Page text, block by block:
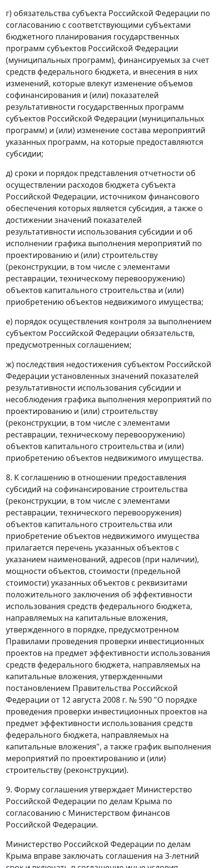
г) обязательства субъекта Российской Федерации по
согласованию с соответствующими субъектами
бюджетного планирования государственных
программ субъектов Российской Федерации
(муниципальных программ), финансируемых за счет
средств федерального бюджета, и внесения в них
изменений, которые влекут изменение объемов
софинансирования и (или) показателей
результативности государственных программ
субъектов Российской Федерации (муниципальных
программ) и (или) изменение состава мероприятий
указанных программ, на которые предоставляются
субсидии;
д) сроки и порядок представления отчетности об
осуществлении расходов бюджета субъекта
Российской Федерации, источником финансового
обеспечения которых является субсидия, а также о
достижении значений показателей
результативности использования субсидии и об
исполнении графика выполнения мероприятий по
проектированию и (или) строительству
(реконструкции, в том числе с элементами
реставрации, техническому перевооружению)
объектов капитального строительства и (или)
приобретению объектов недвижимого имущества;
е) порядок осуществления контроля за выполнением
субъектом Российской Федерации обязательств,
предусмотренных соглашением;
ж) последствия недостижения субъектом Российской
Федерации установленных значений показателей
результативности использования субсидии и
несоблюдения графика выполнения мероприятий по
проектированию и (или) строительству
(реконструкции, в том числе с элементами
реставрации, техническому перевооружению)
объектов капитального строительства и (или)
приобретению объектов недвижимого имущества.
8. К соглашению в отношении предоставления
субсидий на софинансирование строительства
(реконструкции, в том числе с элементами
реставрации, технического перевооружения)
объектов капитального строительства или
приобретение объектов недвижимого имущества
прилагается перечень указанных объектов с
указанием наименований, адресов (при наличии),
мощности объектов, стоимости (предельной
стоимости) указанных объектов с реквизитами
положительного заключения об эффективности
использования средств федерального бюджета,
направляемых на капитальные вложения,
утвержденного в порядке, предусмотренном
Правилами проведения проверки инвестиционных
проектов на предмет эффективности использования
средств федерального бюджета, направляемых на
капитальные вложения, утвержденными
постановлением Правительства Российской
Федерации от 12 августа 2008 г. № 590 "О порядке
проведения проверки инвестиционных проектов на
предмет эффективности использования средств
федерального бюджета, направляемых на
капитальные вложения", а также график выполнения
мероприятий по проектированию и (или)
строительству (реконструкции).
9. Форму соглашения утверждает Министерство
Российской Федерации по делам Крыма по
согласованию с Министерством финансов
Российской Федерации.
Министерство Российской Федерации по делам
Крыма вправе заключать соглашения на 3-летний